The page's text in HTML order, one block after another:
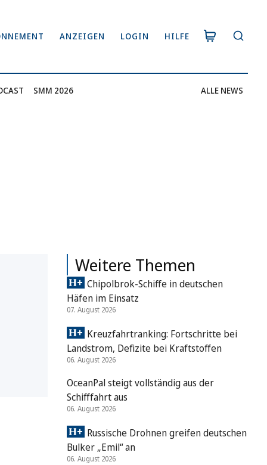
ANZEIGEN LOGIN HILFE
SMM 2026 ALLE NEWS
Weitere Themen
Chipolbrok-Schiffe in deutschen
Häfen im Einsatz
07. August 2026
Kreuzfahrtranking: Fortschritte bei
Landstrom, Defizite bei Kraftstoffen
06. August 2026
OceanPal steigt vollständig aus der
Schifffahrt aus
06. August 2026
Russische Drohnen greifen deutschen
Bulker „Emil“ an
06. August 2026